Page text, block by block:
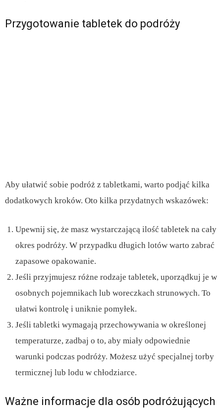
Przygotowanie tabletek do podróży
Aby ułatwić sobie podróż z tabletkami, warto podjąć kilka
dodatkowych kroków. Oto kilka przydatnych wskazówek:
Upewnij się, że masz wystarczającą ilość tabletek na cały
okres podróży. W przypadku długich lotów warto zabrać
zapasowe opakowanie.
Jeśli przyjmujesz różne rodzaje tabletek, uporządkuj je w
osobnych pojemnikach lub woreczkach strunowych. To
ułatwi kontrolę i uniknie pomyłek.
Jeśli tabletki wymagają przechowywania w określonej
temperaturze, zadbaj o to, aby miały odpowiednie
warunki podczas podróży. Możesz użyć specjalnej torby
termicznej lub lodu w chłodziarce.
Ważne informacje dla osób podróżujących